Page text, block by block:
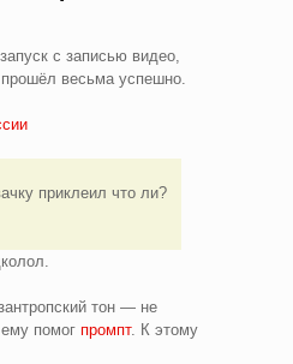
с записью видео,
весьма успешно.
приклеил что ли?
тон — не
помог промпт. К этому